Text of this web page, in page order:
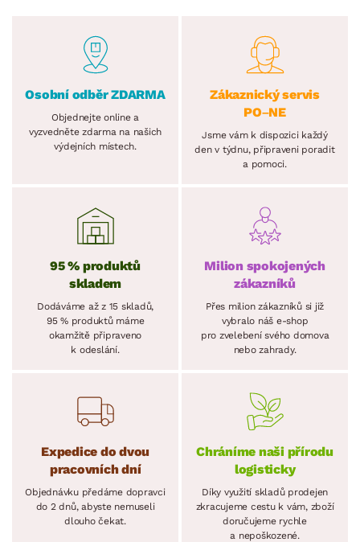
Osobní odběr ZDARMA
Objednejte online a
vyzvedněte zdarma na našich
výdejních místech.
Zákaznický servis
PO–NE
Jsme vám k dispozici každý
den v týdnu, připraveni poradit
a pomoci.
95 % produktů
skladem
Dodáváme až z 15 skladů,
95 % produktů máme
okamžitě připraveno
k odeslání.
Milion spokojených
zákazníků
Přes milion zákazníků si již
vybralo náš e-shop
pro zvelebení svého domova
nebo zahrady.
Expedice do dvou
pracovních dní
Objednávku předáme dopravci
do 2 dnů, abyste nemuseli
dlouho čekat.
Chráníme naši přírodu
logisticky
Díky využití skladů prodejen
zkracujeme cestu k vám, zboží
doručujeme rychle
a nepoškozené.